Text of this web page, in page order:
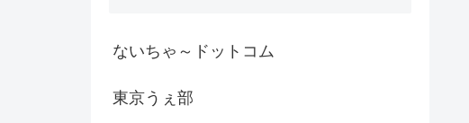
ないちゃ～ドットコム
東京うぇ部